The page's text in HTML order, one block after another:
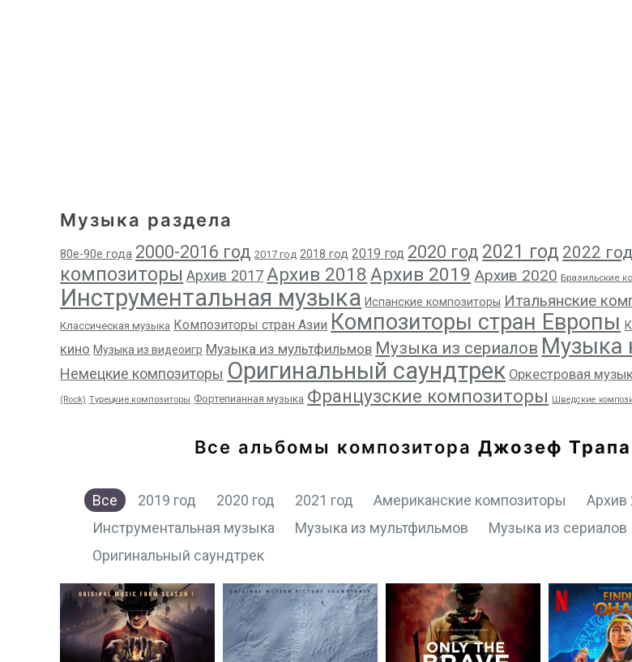
Музыка раздела
80е-90е года 2000-2016 год 2017 год 2018 год 2019 год 2020 год 2021 год 2022 год
композиторы Архив 2017Архив 2018 Архив 2019 Архив 2020 Бразильские
Инструментальная музыка Испанские композиторы Итальянские
Классическая музыка Композиторы стран Азии Композиторы стран Европы
кино Музыка из видеоигр Музыка из мультфильмов Музыка из сериалов Музыка
Немецкие композиторы Оригинальный саундтрек Оркестровая
(Rock) Турецкие композиторы Фортепианная музыка Французские композиторы Шведские
Все альбомы композитораДжозеф
Все 2019 год 2020 год 2021 год Американские композиторы Архив
Инструментальная музыка
Музыка из мультфильмов Музыка из сериалов
Оригинальный саундтрек